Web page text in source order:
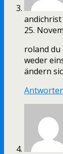
andichrist
25.
roland
weder
ändern